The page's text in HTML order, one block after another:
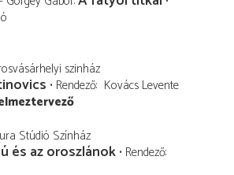
szinház
Rendező Kovács Levente
Stúdió Színház
és az oroszlánok Rendező